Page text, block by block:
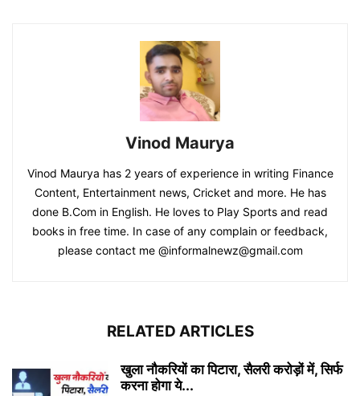
Vinod Maurya
Vinod Maurya has 2 years of experience in writing Finance
Content, Entertainment news, Cricket and more. He has
done B.Com in English. He loves to Play Sports and read
books in free time. In case of any complain or feedback,
please contact me @informalnewz@gmail.com
RELATED ARTICLES
खुला नौकरियों का पिटारा, सैलरी करोड़ों में, सिर्फ
करना होगा ये...